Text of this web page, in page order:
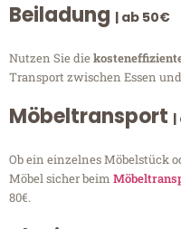
Beiladung | ab 50€
Nutzen Sie die
Transport zwischen Essen
Möbeltransport |
Ob ein einzelnes Möbelstück
Möbel sicher beim
80€.